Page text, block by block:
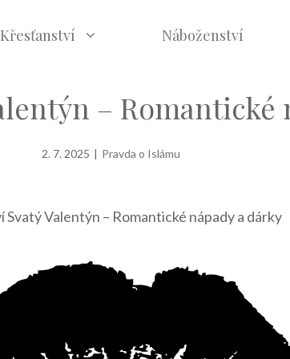
Křesťanství Náboženství
– Romantické
2. 7. 2025 | Pravda o Islámu
Svatý Valentýn – Romantické nápady a dárky